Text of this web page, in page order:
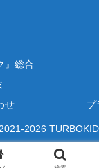
』総合
せ
プ
2026 TURBOKID